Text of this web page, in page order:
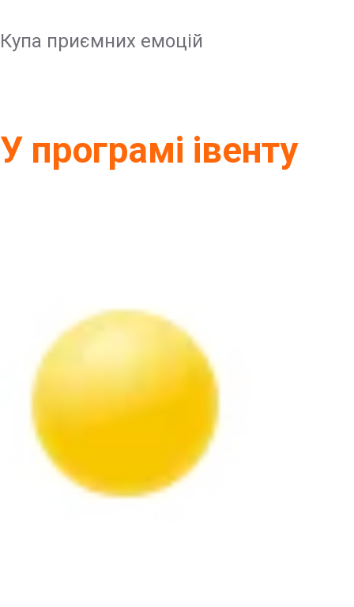
Купа приємних емоцій
У програмі івенту